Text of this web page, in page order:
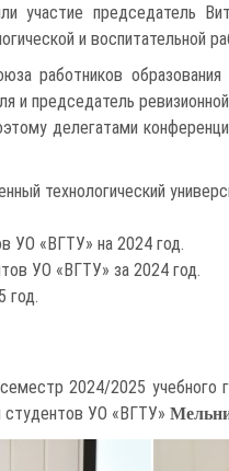
участие председатель
и воспитательной
работников
и председатель
делегатами
технологический
УО «ВГТУ» на 2024 год.
УО «ВГТУ» за 2024 год.
год.
2024/2025 учебного
студентов УО «ВГТУ»